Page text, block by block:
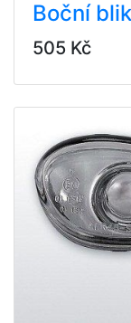
Boční
505 Kč